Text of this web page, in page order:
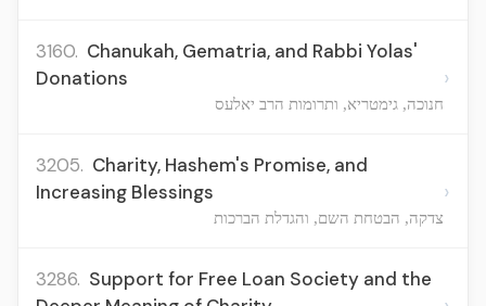
3160. Chanukah, Gematria, and Rabbi Yolas'
Donations
חנוכה, גימטריא, ותרומות הרב יאלעס
›
3205. Charity, Hashem's Promise, and
Increasing Blessings
צדקה, הבטחת השם, והגדלת הברכות
›
3286. Support for Free Loan Society and the